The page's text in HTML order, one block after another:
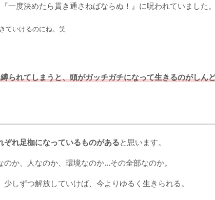
一度決めたら貫き通さねばならぬ！』に呪われていました。
ていけるのにね。笑
られてしまうと、頭がガッチガチになって生きるのがしん
ぞれ足枷になっているものがあると思います。
のか、人なのか、環境なのか…その全部なのか。
少しずつ解放していけば、今よりゆるく生きられる。